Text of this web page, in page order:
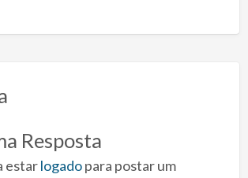
Resposta
estarlogadopara postar um